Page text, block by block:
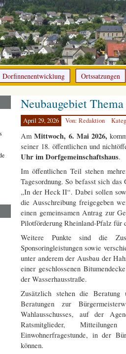
Dorfinnenentwicklung Ortssatzungen
Neubaugebiet
April 29, 2026 Von: Redaktion
AmMittwoch, 6. Mai 2026,
seiner 18. öffentlichen und
Uhr im Dorfgemeinschaftshaus.
Im öffentlichen Teil stehen
Tagesordnung. So befasst sich
„In der Heck II“. Dabei sollen
die Ausschreibung freigegeben
einen gemeinsamen Antrag zur
Pilotförderung Rheinland-Pfalz für
Weitere Punkte sind die
Sponsoringleistungen sowie
unter anderem der Ausbau der
einer geschlossenen
der Wasserhausstraße.
Zusätzlich stehen die Beratung
Beratungen zur
Wahlausschusses, auf der
Ratsmitglieder,
Einwohnerfragestunde, in der
können.